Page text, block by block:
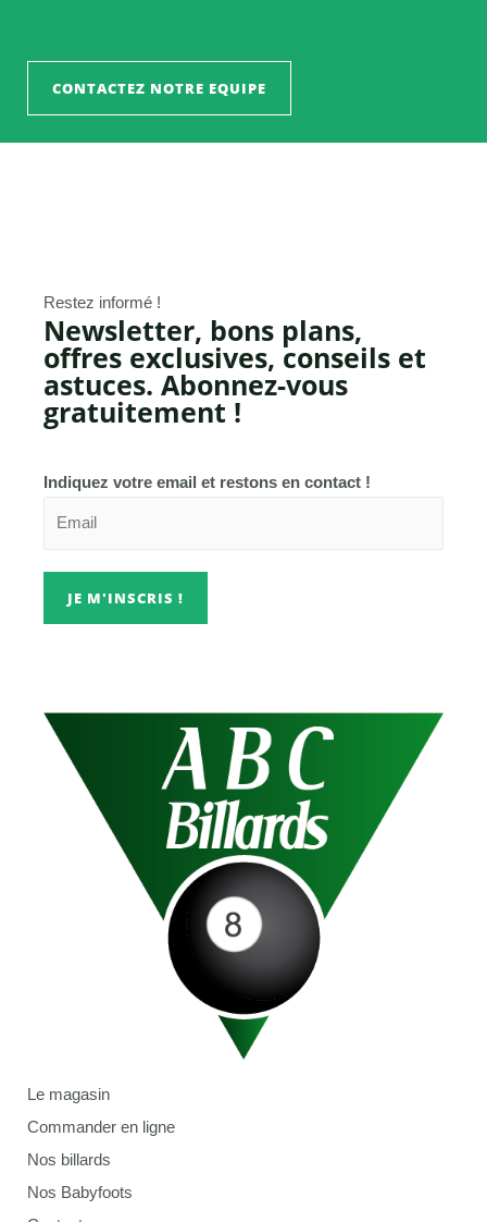
CONTACTEZ NOTRE EQUIPE
Restez informé !
Newsletter, bons plans,
offres exclusives, conseils et
astuces. Abonnez-vous
gratuitement !
Indiquez votre email et restons en contact !
JE M'INSCRIS !
Le magasin
Commander en ligne
Nos billards
Nos Babyfoots